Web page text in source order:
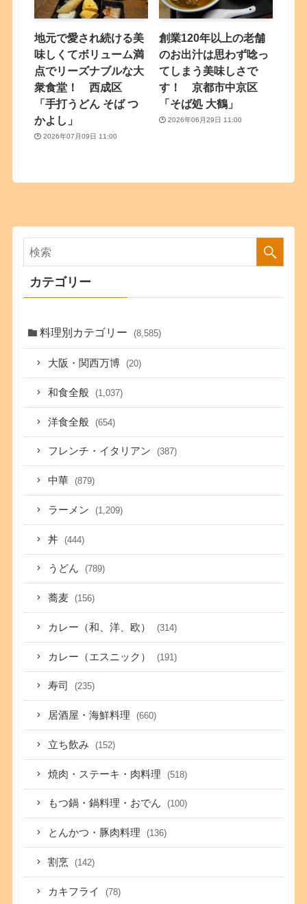
地元で愛され続ける美
味しくてボリューム満
点でリーズナブルな大
衆食堂！ 西成区
「手打うどん そば つ
かよし」
2026年07月09日 11:00
創業120年以上の老舗
のお出汁は思わず唸っ
てしまう美味しさで
す！ 京都市中京区
「そば処 大鶴」
2026年06月29日 11:00
カテゴリー
料理別カテゴリー (8,585)
大阪・関西万博 (20)
和食全般 (1,037)
洋食全般 (654)
フレンチ・イタリアン (387)
中華 (879)
ラーメン (1,209)
丼 (444)
うどん (789)
蕎麦 (156)
カレー（和、洋、欧） (314)
カレー（エスニック） (191)
寿司 (235)
居酒屋・海鮮料理 (660)
立ち飲み (152)
焼肉・ステーキ・肉料理 (518)
もつ鍋・鍋料理・おでん (100)
とんかつ・豚肉料理 (136)
割烹 (142)
カキフライ (78)